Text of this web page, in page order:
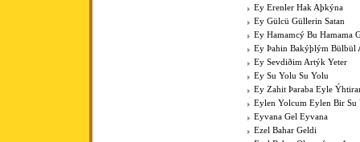
Ey Erenler Hak Aþkýna
Ey Gülcü Güllerin Satan
Ey Hamamcý Bu Hamama
Ey Þahin Bakýþlým Bülbül
Ey Sevdiðim Artýk Yeter
Ey Su Yolu Su Yolu
Ey Zahit Þaraba Eyle
Eylen Yolcum Eylen Bir Su
Eyvana Gel Eyvana
Ezel Bahar Geldi